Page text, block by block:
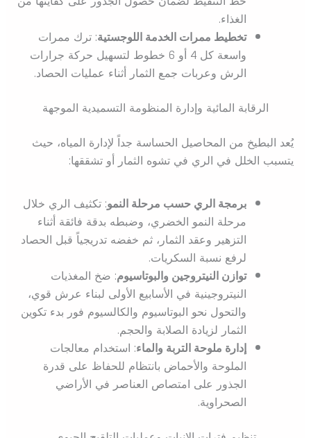
الغذاء.
تخطيط ممرات الخدمة اللوجستية: ترك ممرات
واسعة كل 4 أو 6 خطوط لتسهيل حركة جرارات
الرش وعربات جمع الثمار أثناء عمليات الحصاد.
الرقابة المائية وإدارة المنظومة التسميدية الموجهة
يُعد البطيخ من المحاصيل الحساسة جداً لإدارة المياه، حيث
يتسبب الخلل في الري في تشوه الثمار أو تشققها:
برمجة الري حسب مرحلة النمو: تكثيف الري خلال
مرحلة النمو الخضري، وضبطه بدقة فائقة أثناء
التزهير وعقد الثمار، ثم خفضه تدريجياً قبل الحصاد
لرفع نسبة السكريات.
توازن النيتروجين والبوتاسيوم: ضخ المغذيات
النيتروجينية في الأسابيع الأولى لبناء عرش قوي،
والتحول نحو البوتاسيوم والكالسيوم فور بدء تكوين
الثمار لزيادة الصلابة والحجم.
إدارة ملوحة التربة والماء: استخدام معالجات
الملوحة والأحماض بانتظام للحفاظ على قدرة
الجذور على امتصاص العناصر في الأراضي
الصحراوية.